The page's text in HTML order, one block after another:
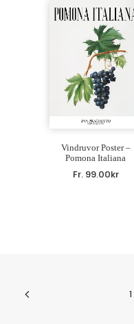
Vindruvor Poster –
Pomona Italiana
Fr. 99.00kr
1